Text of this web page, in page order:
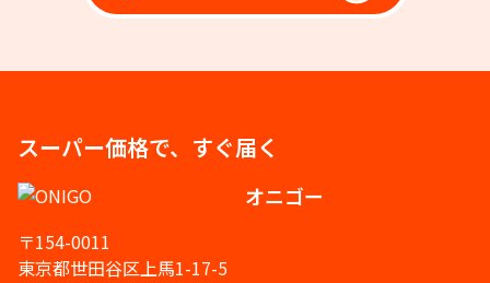
スーパー価格で、すぐ届く
オニゴー
〒154-0011
東京都世田谷区上馬1-17-5